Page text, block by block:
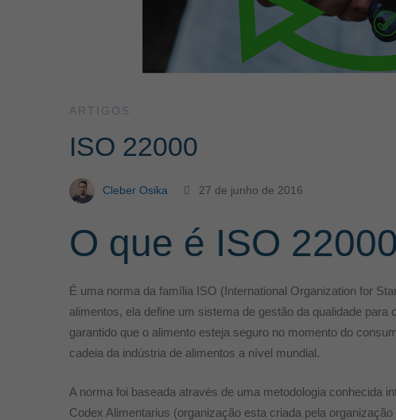
ARTIGOS
ISO 22000
Cleber Osika 27 de junho de 2016
O que é ISO
É uma norma da família ISO (International Organization for
alimentos, ela define um sistema de gestão da qualidade
garantido que o alimento esteja seguro no momento do
cadeia da indústria de alimentos a nível mundial.
A norma foi baseada através de uma metodologia conhecida
Codex Alimentarius (organização esta criada pela